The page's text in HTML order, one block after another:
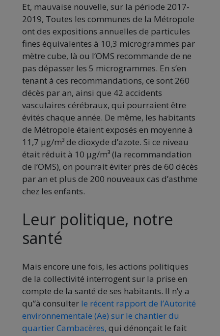
Et, mauvaise nouvelle, sur la période 2017-
2019, Toutes les communes de la Métropole
ont des expositions annuelles de particules
fines équivalentes à 10,3 microgrammes par
mètre cube, là ou l’OMS recommande de ne
pas dépasser les 5 microgrammes. En s’en
tenant à ces recommandations, ce sont 260
décès par an, ainsi que 42 accidents
vasculaires cérébraux, qui pourraient être
évités chaque année. De même, les habitants
de Métropole étaient exposés en moyenne à
11,7 μg/m³ de dioxyde d’azote. Si ce niveau
était réduit à 10 μg/m³ (la recommandation
de l’OMS), on pourrait éviter près de 60 décès
par an et plus de 200 nouveaux cas d’asthme
chez les enfants.
Leur politique, notre
santé
Mais encore une fois, les actions politiques
de la collectivité interrogent sur la prise en
compte de la santé de ses habitants. Il n’y a
qu”à consulter le récent rapport de l’Autorité
environnementale (Ae) sur le chantier du
quartier Cambacères, qui dénonçait le fait